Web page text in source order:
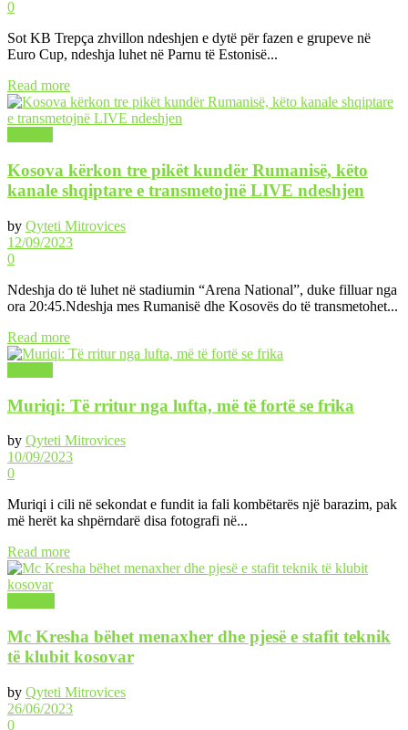
0
Sot KB Trepça zhvillon ndeshjen e dytë për fazen e grupeve në
Euro Cup, ndeshja luhet në Parnu të Estonisë...
Read more
Kosova kërkon tre pikët kundër Rumanisë, këto
kanale shqiptare e transmetojnë LIVE ndeshjen
by Qyteti Mitrovices
12/09/2023
0
Ndeshja do të luhet në stadiumin “Arena National”, duke filluar nga
ora 20:45.Ndeshja mes Rumanisë dhe Kosovës do të transmetohet...
Read more
Muriqi: Të rritur nga lufta, më të fortë se frika
by Qyteti Mitrovices
10/09/2023
0
Muriqi i cili në sekondat e fundit ia fali kombëtarës një barazim, pak
më herët ka shpërndarë disa fotografi në...
Read more
Mc Kresha bëhet menaxher dhe pjesë e stafit teknik
të klubit kosovar
by Qyteti Mitrovices
26/06/2023
0